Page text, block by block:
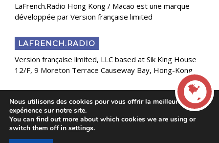
LaFrench.Radio Hong Kong / Macao est une marque
développée par Version française limited
LAFRENCH.RADIO
Version française limited, LLC based at Sik King House
12/F, 9 Moreton Terrace Causeway Bay, Hong-Kong
Copyright 2025 Presse Généraliste des Français de
l’Étranger
LIVE
Nous utilisons des cookies pour vous offrir la meilleure
expérience sur notre site.
You can find out more about which cookies we are using or
switch them off in settings.